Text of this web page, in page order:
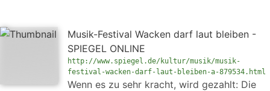
Musik-Festival Wacken darf laut bleiben -
SPIEGEL ONLINE
http://www.spiegel.de/kultur/musik/musik-
festival-wacken-darf-laut-bleiben-a-879534.html
Wenn es zu sehr kracht, wird gezahlt: Die